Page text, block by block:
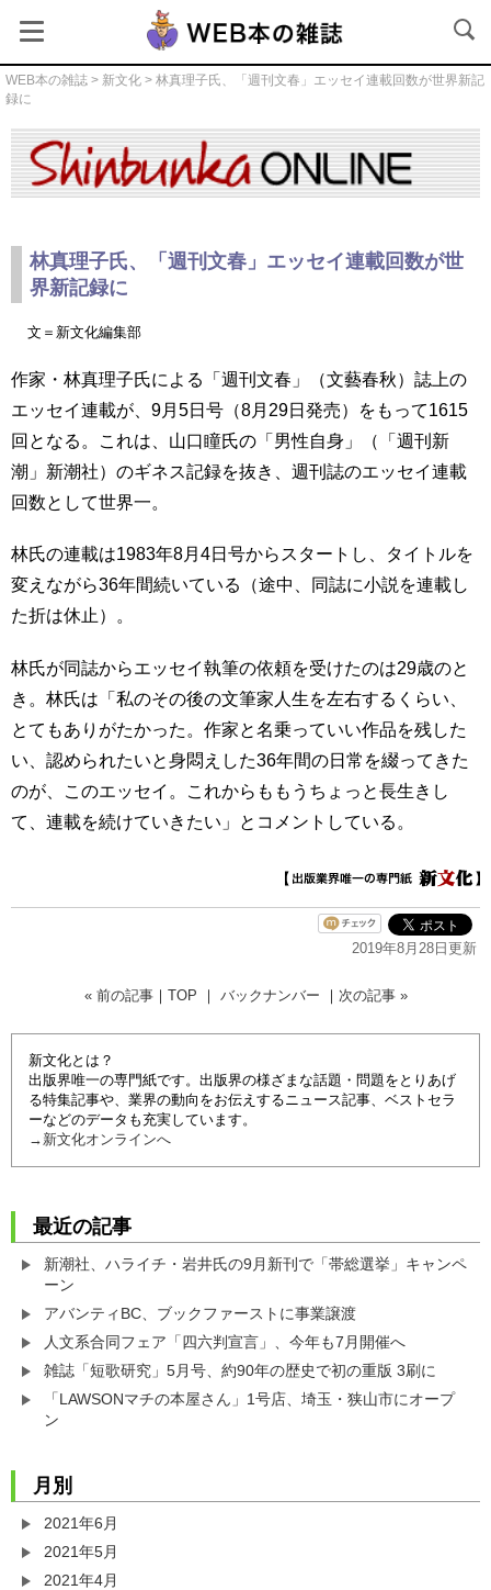
WEB本の雑誌 > 新文化 > 林真理子氏、「週刊文春」エッセイ連載回数が世界新記
録に
林真理子氏、「週刊文春」エッセイ連載回数が世
界新記録に
文＝新文化編集部
作家・林真理子氏による「週刊文春」（文藝春秋）誌上の
エッセイ連載が、9月5日号（8月29日発売）をもって1615
回となる。これは、山口瞳氏の「男性自身」（「週刊新
潮」新潮社）のギネス記録を抜き、週刊誌のエッセイ連載
回数として世界一。
林氏の連載は1983年8月4日号からスタートし、タイトルを
変えながら36年間続いている（途中、同誌に小説を連載し
た折は休止）。
林氏が同誌からエッセイ執筆の依頼を受けたのは29歳のと
き。林氏は「私のその後の文筆家人生を左右するくらい、
とてもありがたかった。作家と名乗っていい作品を残した
い、認められたいと身悶えした36年間の日常を綴ってきた
のが、このエッセイ。これからももうちょっと長生きし
て、連載を続けていきたい」とコメントしている。
2019年8月28日更新
« 前の記事｜ TOP ｜ バックナンバー ｜ 次の記事 »
新文化とは？
出版界唯一の専門紙です。出版界の様ざまな話題・問題をとりあげ
る特集記事や、業界の動向をお伝えするニュース記事、ベストセラ
ーなどのデータも充実しています。
→新文化オンラインへ
最近の記事
新潮社、ハライチ・岩井氏の9月新刊で「帯総選挙」キャンペ
ーン
アバンティBC、ブックファーストに事業譲渡
人文系合同フェア「四六判宣言」、今年も7月開催へ
雑誌「短歌研究」5月号、約90年の歴史で初の重版 3刷に
「LAWSONマチの本屋さん」1号店、埼玉・狭山市にオープ
ン
月別
2021年6月
2021年5月
2021年4月